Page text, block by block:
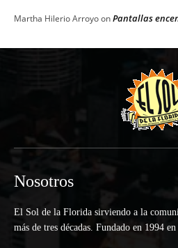
Martha Hilerio ArroyoonPantallas
Nosotros
El Sol de la Florida sirviendo a la
más de tres décadas. Fundado en 1994